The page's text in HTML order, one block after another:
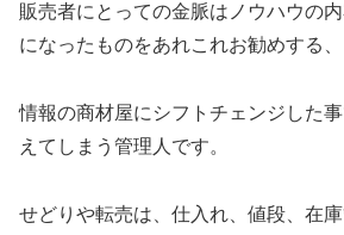
販売者にとっての金脈はノウハウの
になったものをあれこれお勧めする、
情報の商材屋にシフトチェンジした
えてしまう管理人です。
せどりや転売は、仕入れ、値段、在